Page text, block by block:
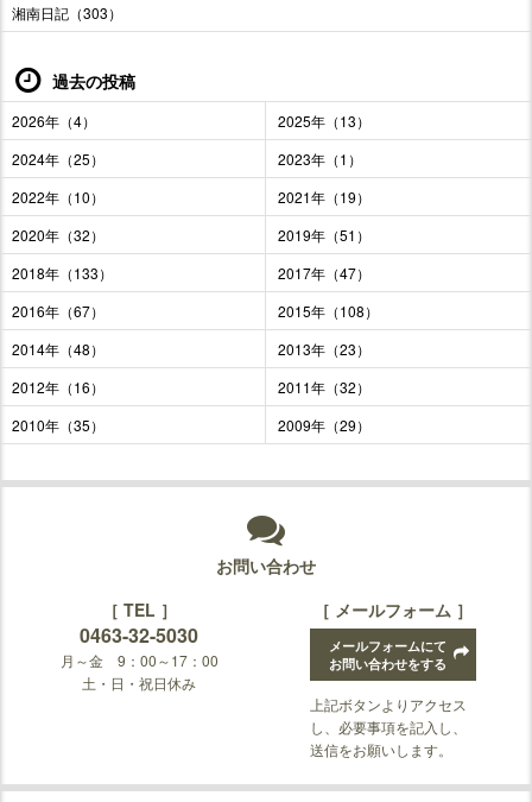
湘南日記（303）
過去の投稿
2026年（4）
2025年（13）
2024年（25）
2023年（1）
2022年（10）
2021年（19）
2020年（32）
2019年（51）
2018年（133）
2017年（47）
2016年（67）
2015年（108）
2014年（48）
2013年（23）
2012年（16）
2011年（32）
2010年（35）
2009年（29）
お問い合わせ
［ TEL ］
0463-32-5030
月～金 9：00～17：00
土・日・祝日休み
［ メールフォーム ］
メールフォームにて
お問い合わせをする
上記ボタンよりアクセス
し、必要事項を記入し、
送信をお願いします。